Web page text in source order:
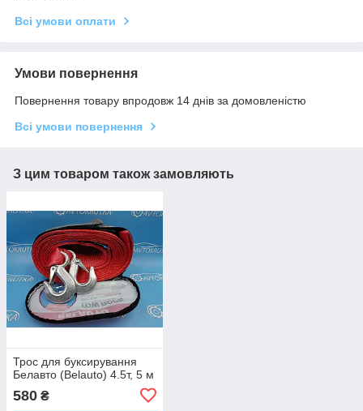
Всі умови оплати
Умови повернення
Повернення товару впродовж 14 днів за домовленістю
Всі умови повернення
З цим товаром також замовляють
Трос для буксирування
Белавто (Belauto) 4.5т, 5 м
580 ₴